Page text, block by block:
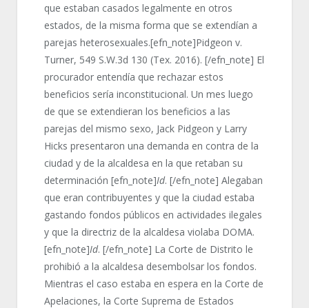
que estaban casados legalmente en otros
estados, de la misma forma que se extendían a
parejas heterosexuales.[efn_note]Pidgeon v.
Turner, 549 S.W.3d 130 (Tex. 2016). [/efn_note] El
procurador entendía que rechazar estos
beneficios sería inconstitucional. Un mes luego
de que se extendieran los beneficios a las
parejas del mismo sexo, Jack Pidgeon y Larry
Hicks presentaron una demanda en contra de la
ciudad y de la alcaldesa en la que retaban su
determinación [efn_note]Id. [/efn_note] Alegaban
que eran contribuyentes y que la ciudad estaba
gastando fondos públicos en actividades ilegales
y que la directriz de la alcaldesa violaba DOMA.
[efn_note]Id. [/efn_note] La Corte de Distrito le
prohibió a la alcaldesa desembolsar los fondos.
Mientras el caso estaba en espera en la Corte de
Apelaciones, la Corte Suprema de Estados